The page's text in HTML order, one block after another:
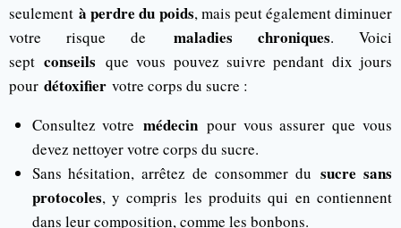
seulementà perdre du poids, mais peut également diminuer
votre risque de maladies chroniques. Voici
septconseils que vous pouvez suivre pendant dix jours
pour détoxifier votre corps du sucre :
Consultez votremédecin pour vous assurer que vous
devez nettoyer votre corps du sucre.
Sans hésitation, arrêtez de consommer dusucre sans
protocoles, y compris les produits qui en contiennent
dans leur composition, comme les bonbons.